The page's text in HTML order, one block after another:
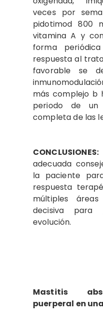
veces por
pidotimod 800
vitamina A y
forma
respuesta al
favorable se
más complejo b
periodo de un
completa de las
CONCLUSIONES:
adecuada
la paciente
respuesta
múltiples
decisiva para
evolución.
Mastitis
puerperal en